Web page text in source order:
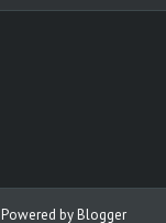
byBlogger